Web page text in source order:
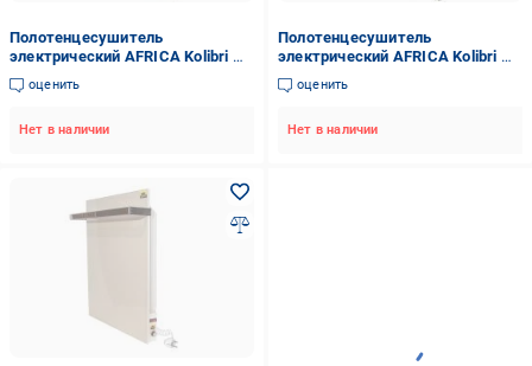
Полотенцесушитель
электрический AFRICA Kolibri A2
beige 250 Вт. керамический
оценить
Нет в наличии
Полотенцесушитель
электрический AFRICA Kolibri A2
grafit 250 Вт. керамический
оценить
Нет в наличии